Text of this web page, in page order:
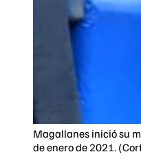
Magallanes inició su
de enero de 2021.